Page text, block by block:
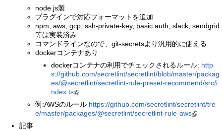
node.js製
プラグインで対応フォーマットを追加
npm, aws, gcp, ssh-private-key, basic auth, slack, sendgrid
等は実装済み
コマンドラインなので、git-secretsより汎用的に使える
dockerコンテナあり
dockerコンテナの利用でチェックされるルール: http
s://github.com/secretlint/secretlint/blob/master/packag
es/@secretlint/secretlint-rule-preset-recommend/src/i
ndex.ts
例:AWSのルール https://github.com/secretlint/secretlint/tre
e/master/packages/@secretlint/secretlint-rule-aws
記事